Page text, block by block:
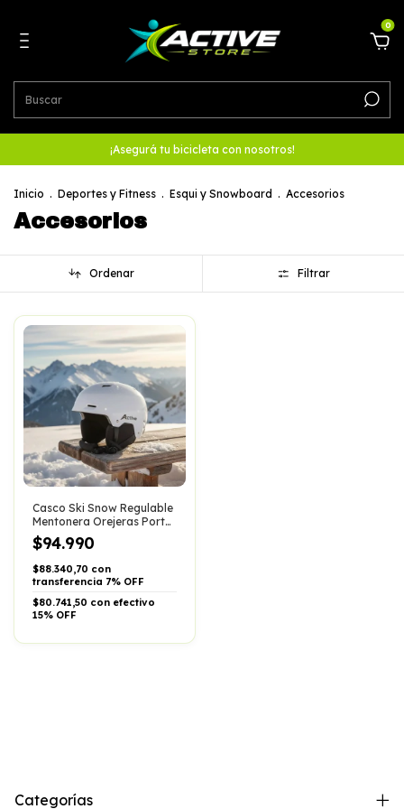
0
¡Asegurá tu bicicleta con nosotros!
Inicio . Deportes y Fitness . Esqui y Snowboard . Accesorios
Accesorios
Ordenar Filtrar
Casco Ski Snow Regulable
Mentonera Orejeras Porta
Antiparras
$94.990
$88.340,70 con
transferencia 7% OFF
$80.741,50 con efectivo
15% OFF
Categorías